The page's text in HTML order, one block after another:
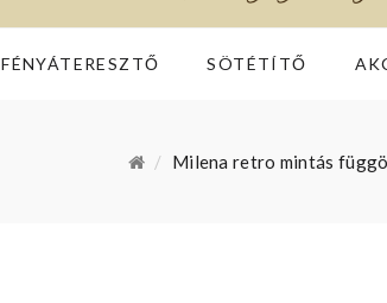
FÉNYÁTERESZTŐ SÖTÉTÍTŐ
Milena retro mintás